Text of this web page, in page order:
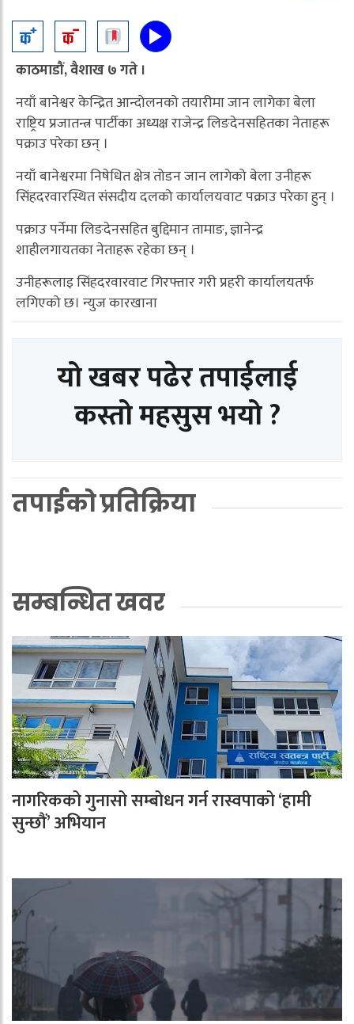
काठमाडौं, वैशाख ७ गते ।
नयाँ बानेश्वर केन्द्रित आन्दोलनको तयारीमा जान लागेका बेला
राष्ट्रिय प्रजातन्त्र पार्टीका अध्यक्ष राजेन्द्र लिङदेनसहितका नेताहरू
पक्राउ परेका छन् ।
नयाँ बानेश्वरमा निषेधित क्षेत्र तोडन जान लागेको बेला उनीहरू
सिंहदरवारस्थित संसदीय दलको कार्यालयवाट पक्राउ परेका हुन् ।
पक्राउ पर्नेमा लिङदेनसहित बुद्दिमान तामाङ, ज्ञानेन्द्र
शाहीलगायतका नेताहरू रहेका छन् ।
उनीहरूलाइ सिंहदरवारवाट गिरफ्तार गरी प्रहरी कार्यालयतर्फ
लगिएको छ। न्युज कारखाना
यो खबर पढेर तपाईलाई
कस्तो महसुस भयो ?
तपाईको प्रतिक्रिया
सम्बन्धित खवर
नागरिकको गुनासो सम्बोधन गर्न रास्वपाको ‘हामी
सुन्छौं’ अभियान